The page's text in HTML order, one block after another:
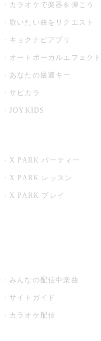
カラオケで楽器を弾こう
歌いたい曲をリクエスト
キョクナビアプリ
オートボーカルエフェクト
あなたの最適キー
サビカラ
JOYKIDS
X PARK パーティー
X PARK レッスン
X PARK プレイ
みんなの配信中楽曲
サイトガイド
カラオケ配信